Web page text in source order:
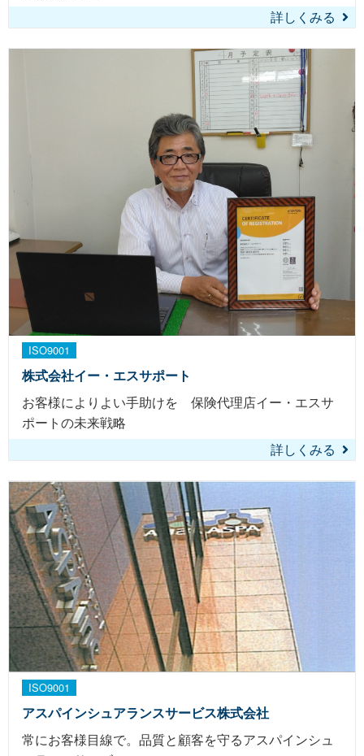
詳しくみる
ISO9001
株式会社イー・エスサポート
お客様によりよい手助けを 保険代理店イー・エスサ
ポートの未来戦略
詳しくみる
ISO9001
アスパインシュアランスサービス株式会社
常にお客様目線で。品質と顧客を守るアスパインシュ